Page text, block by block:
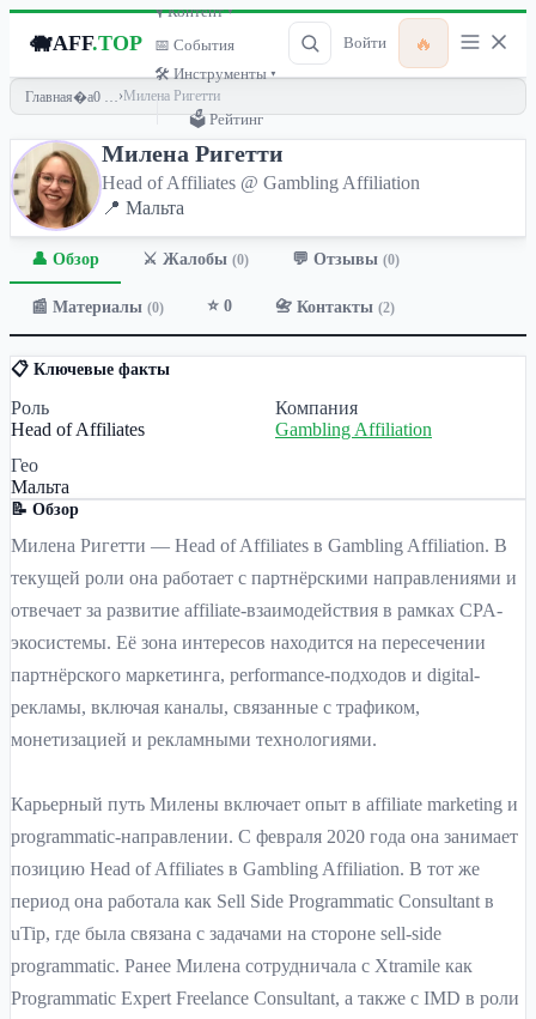
🐗AFF.TOP
🎙 Контент ▾
📅 События
🛠 Инструменты ▾
🗳 Рейтинг
Войти 🔥
Главная › Милена Ригетти
Милена Ригетти
Head of Affiliates @ Gambling Affiliation
📍 Мальта
👤 Обзор ⚔️ Жалобы (0) 💬 Отзывы (0)
📰 Материалы (0) ⭐ 0 📇 Контакты (2)
📋 Ключевые факты
Роль
Head of Affiliates
Компания
Gambling Affiliation
Гео
Мальта
📝 Обзор
Милена Ригетти — Head of Affiliates в Gambling Affiliation. В
текущей роли она работает с партнёрскими направлениями и
отвечает за развитие affiliate-взаимодействия в рамках CPA-
экосистемы. Её зона интересов находится на пересечении
партнёрского маркетинга, performance-подходов и digital-
рекламы, включая каналы, связанные с трафиком,
монетизацией и рекламными технологиями.
Карьерный путь Милены включает опыт в affiliate marketing и
programmatic-направлении. С февраля 2020 года она занимает
позицию Head of Affiliates в Gambling Affiliation. В тот же
период она работала как Sell Side Programmatic Consultant в
uTip, где была связана с задачами на стороне sell-side
programmatic. Ранее Милена сотрудничала с Xtramile как
Programmatic Expert Freelance Consultant, а также с IMD в роли